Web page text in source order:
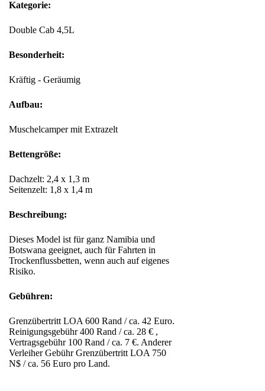
Kategorie:
Double Cab 4,5L
Besonderheit:
Kräftig - Geräumig
Aufbau:
Muschelcamper mit Extrazelt
Bettengröße:
Dachzelt: 2,4 x 1,3 m
Seitenzelt: 1,8 x 1,4 m
Beschreibung:
Dieses Model ist für ganz Namibia und
Botswana geeignet, auch für Fahrten in
Trockenflussbetten, wenn auch auf eigenes
Risiko.
Gebühren:
Grenzübertritt LOA 600 Rand / ca. 42 Euro.
Reinigungsgebühr 400 Rand / ca. 28 € ,
Vertragsgebühr 100 Rand / ca. 7 €. Anderer
Verleiher Gebühr Grenzübertritt LOA 750
N$ / ca. 56 Euro pro Land.